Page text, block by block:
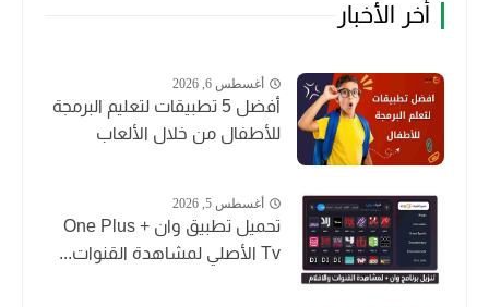
أخر الأخبار
أغسطس 6, 2026
أفضل 5 تطبيقات لتعليم البرمجة
للأطفال من خلال الألعاب
أغسطس 5, 2026
تحميل تطبيق وان + One Plus
Tv الأصلي لمشاهدة القنوات...